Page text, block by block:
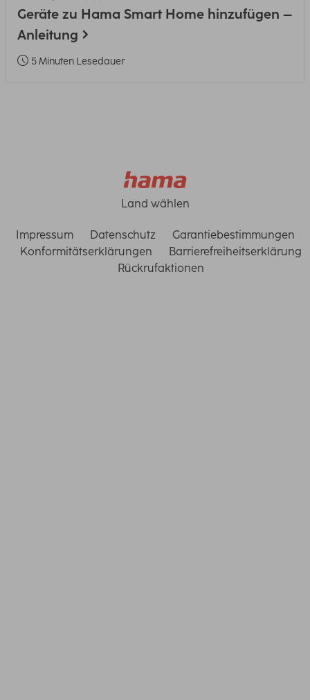
Geräte zu Hama Smart Home hinzufügen –
Anleitung
5 Minuten Lesedauer
Land wählen
Impressum Datenschutz
Garantiebestimmungen
Konformitätserklärungen
Barrierefreiheitserklärung
Rückrufaktionen